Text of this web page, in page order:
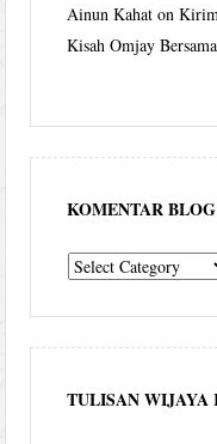
Ainun Kahat on
Kisah Omjay
KOMENTAR BLOG
komentar
TULISAN